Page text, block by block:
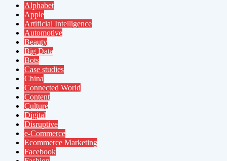
Alphabet
Apple
Artificial Intelligence
Automotive
Beauty
Big Data
Bots
Case studies
China
Connected World
Content
Culture
Digital
Disruptive
e-Commerce
Ecommerce Marketing
Facebook